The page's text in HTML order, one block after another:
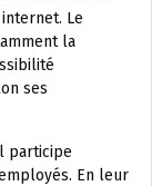
Le
la
ses
participe
En leur